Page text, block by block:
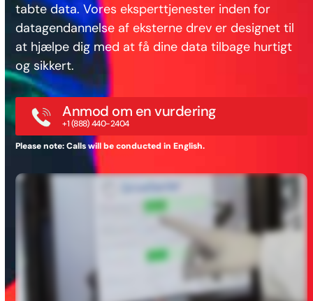
tabte data. Vores eksperttjenester inden for
datagendannelse af eksterne drev er designet til
at hjælpe dig med at få dine data tilbage hurtigt
og sikkert.
Anmod om en vurdering
+1 (888) 440-2404
Please note: Calls will be conducted in English.